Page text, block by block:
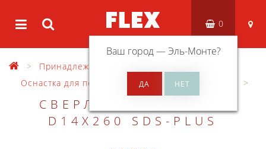
Ваш город —Эль-Монте?
0
Принадлежности
Оснастка для перфораторов
Буры SDS 2-plus
СВЕРЛО FLEX HD 2-C
D14X260 SDS-PLUS